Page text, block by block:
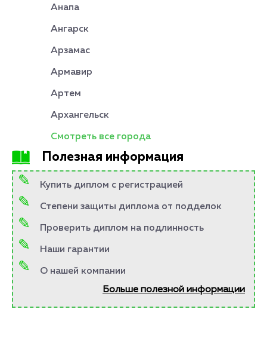
Анапа
Ангарск
Арзамас
Армавир
Артем
Архангельск
Смотреть все города
Полезная информация
Купить диплом с регистрацией
Степени защиты диплома от подделок
Проверить диплом на подлинность
Наши гарантии
О нашей компании
Больше полезной информации